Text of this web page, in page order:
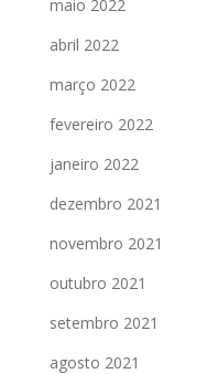
maio 2022
abril 2022
março 2022
fevereiro 2022
janeiro 2022
dezembro 2021
novembro 2021
outubro 2021
setembro 2021
agosto 2021